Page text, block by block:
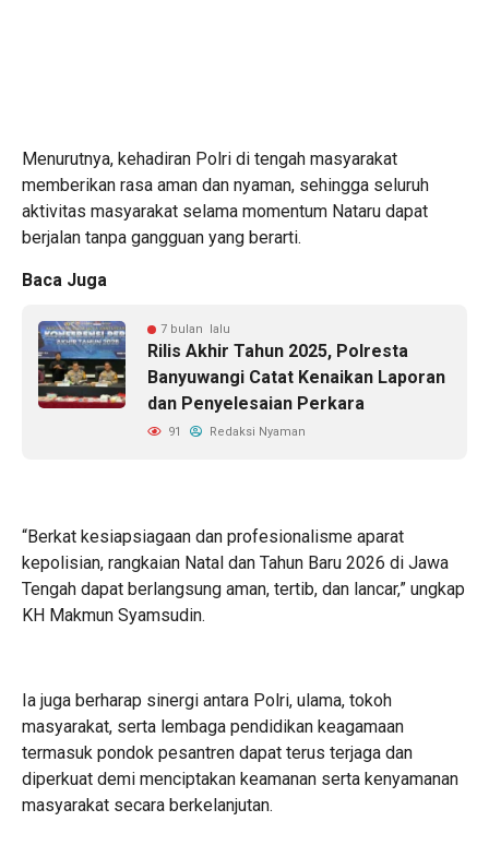
Menurutnya, kehadiran Polri di tengah masyarakat
memberikan rasa aman dan nyaman, sehingga seluruh
aktivitas masyarakat selama momentum Nataru dapat
berjalan tanpa gangguan yang berarti.
Baca Juga
7 bulan lalu
Rilis Akhir Tahun 2025, Polresta
Banyuwangi Catat Kenaikan Laporan
dan Penyelesaian Perkara
91 Redaksi Nyaman
“Berkat kesiapsiagaan dan profesionalisme aparat
kepolisian, rangkaian Natal dan Tahun Baru 2026 di Jawa
Tengah dapat berlangsung aman, tertib, dan lancar,” ungkap
KH Makmun Syamsudin.
Ia juga berharap sinergi antara Polri, ulama, tokoh
masyarakat, serta lembaga pendidikan keagamaan
termasuk pondok pesantren dapat terus terjaga dan
diperkuat demi menciptakan keamanan serta kenyamanan
masyarakat secara berkelanjutan.